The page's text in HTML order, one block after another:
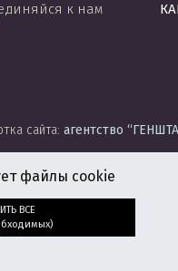
к нам
сайта: агентство
файлы cookie
ВСЕ